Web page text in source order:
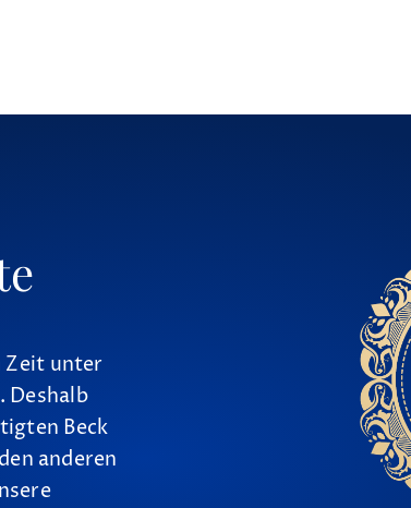
Zeit unter
Deshalb
Beck
anderen